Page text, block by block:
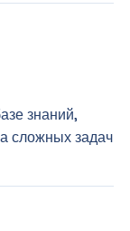
знаний,
сложных задач